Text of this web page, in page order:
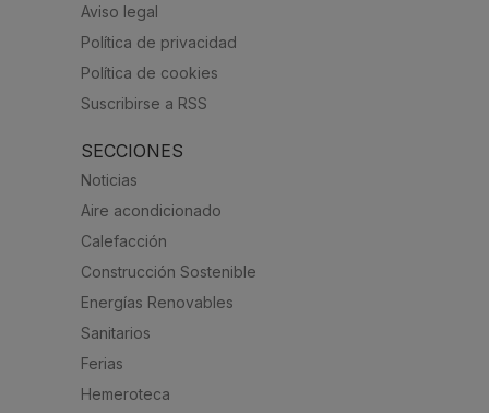
Aviso legal
Política de privacidad
Política de cookies
Suscribirse a RSS
SECCIONES
Noticias
Aire acondicionado
Calefacción
Construcción Sostenible
Energías Renovables
Sanitarios
Ferias
Hemeroteca